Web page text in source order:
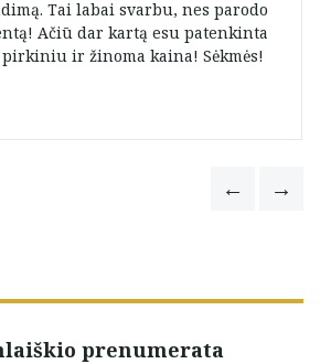
Tai labai svarbu, nes parodo
Ačiū dar kartą esu patenkinta
ir žinoma kaina! Sėkmės!
prenumerata